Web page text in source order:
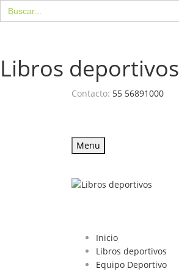
Buscar:
Libros deportivos
Contacto: 55 56891000
Menu
Inicio
Libros deportivos
Equipo Deportivo